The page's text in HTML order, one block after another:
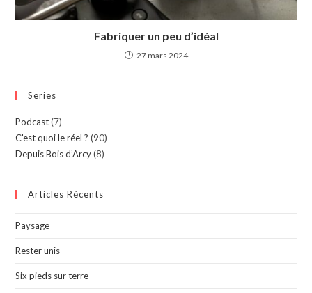
Fabriquer un peu d’idéal
27 mars 2024
Series
Podcast (7)
C'est quoi le réel ? (90)
Depuis Bois d’Arcy (8)
Articles Récents
Paysage
Rester unis
Six pieds sur terre